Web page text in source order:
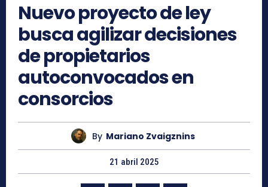
Nuevo proyecto de ley
busca agilizar decisiones
de propietarios
autoconvocados en
consorcios
By Mariano Zvaigznins
21 abril 2025